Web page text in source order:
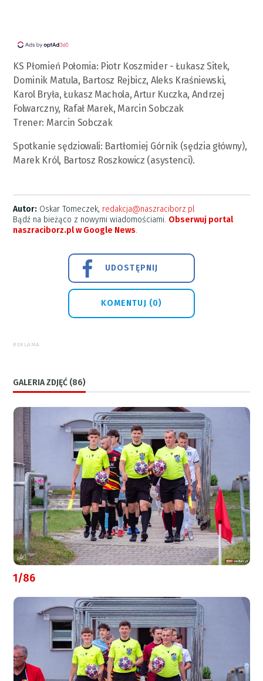
KS Płomień Połomia: Piotr Koszmider - Łukasz Sitek,
Dominik Matula, Bartosz Rejbicz, Aleks Kraśniewski,
Karol Bryła, Łukasz Machola, Artur Kuczka, Andrzej
Folwarczny, Rafał Marek, Marcin Sobczak
Trener: Marcin Sobczak
Spotkanie sędziowali: Bartłomiej Górnik (sędzia główny),
Marek Król, Bartosz Roszkowicz (asystenci).
Autor: Oskar Tomeczek, redakcja@naszraciborz.pl
Bądź na bieżąco z nowymi wiadomościami. Obserwuj portal
naszraciborz.pl w Google News.
UDOSTĘPNIJ
KOMENTUJ (0)
REKLAMA
GALERIA ZDJĘĆ (86)
1/86